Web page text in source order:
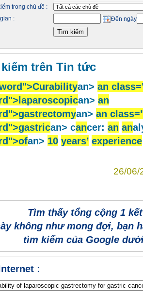
trong chủ đề :
:
Đến ngày
trên Tin tức
an> an
an> an
an> an
an> cancer: an an
ofan> 10 years’ experience
26/06/
Tìm thấy tổng cộng 1
không như mong đợi, bạn
tìm kiếm của Google
: